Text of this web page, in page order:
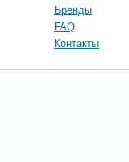
Бренды
FAQ
Контакты